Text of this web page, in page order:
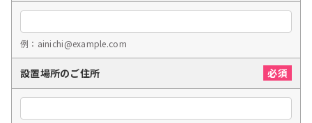
例：ainichi@example.com
設置場所のご住所